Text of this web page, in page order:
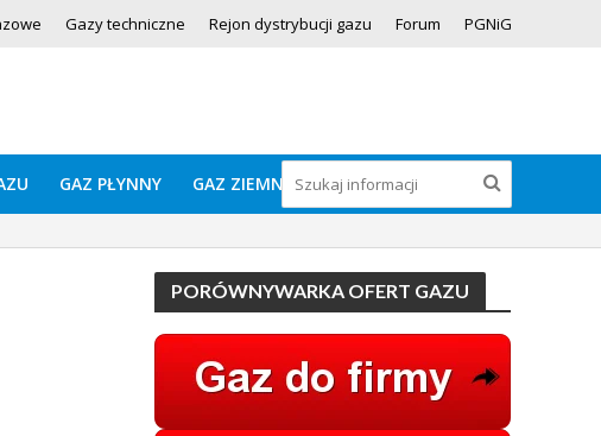
Gazy techniczne Rejon dystrybucji gazu Forum PGNiG
GAZ PŁYNNY GAZ ZIEMNY
PORÓWNYWARKA OFERT GAZU